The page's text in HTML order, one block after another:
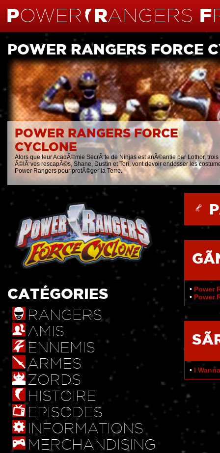
POWER RANGERS FORCE
POWER RANGERS FORCE
CYCLONE
Alors que leur AcadÃ©mie SecrÃ¨te de Ninjas est anÃ©antie par Lothor, trois
Ã©lÃ¨ves rescapÃ©s, Shane, Dustin et Tori, vont devoir endosser les
Power Rangers pour protÃ©ger la Terre.
CATÉGORIES
RANGERS
AMIS
ENNEMIS
ARMES
ZORDS
HISTOIRE
EPISODES
INFORMATIONS
MERCHANDISING
• Power
• Power
• I